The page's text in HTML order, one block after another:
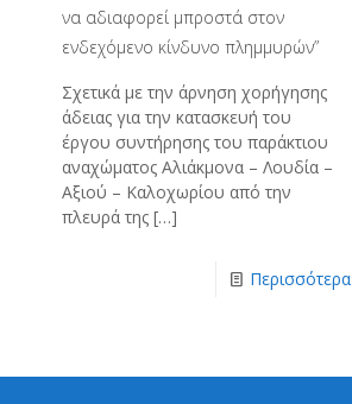
να αδιαφορεί μπροστά στον
ενδεχόμενο κίνδυνο πλημμυρών”
Σχετικά με την άρνηση χορήγησης
άδειας για την κατασκευή του
έργου συντήρησης του παράκτιου
αναχώματος Αλιάκμονα – Λουδία –
Αξιού – Καλοχωρίου από την
πλευρά της […]
Περισσότερα